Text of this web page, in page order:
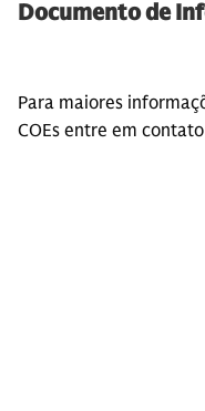
Documento de
Para maiores
COEs entre em